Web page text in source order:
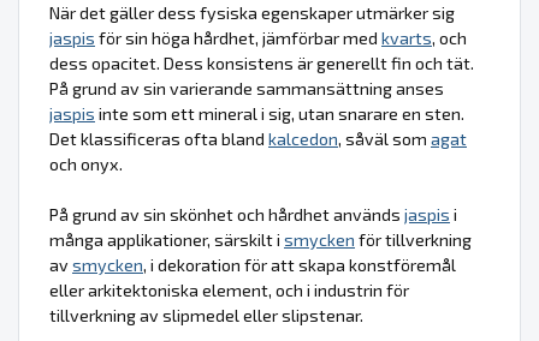
När det gäller dess fysiska egenskaper utmärker sig
jaspis för sin höga hårdhet, jämförbar med kvarts, och
dess opacitet. Dess konsistens är generellt fin och tät.
På grund av sin varierande sammansättning anses
jaspis inte som ett mineral i sig, utan snarare en sten.
Det klassificeras ofta bland kalcedon, såväl som agat
och onyx.
På grund av sin skönhet och hårdhet används jaspis i
många applikationer, särskilt i smycken för tillverkning
avsmycken, i dekoration för att skapa konstföremål
eller arkitektoniska element, och i industrin för
tillverkning av slipmedel eller slipstenar.